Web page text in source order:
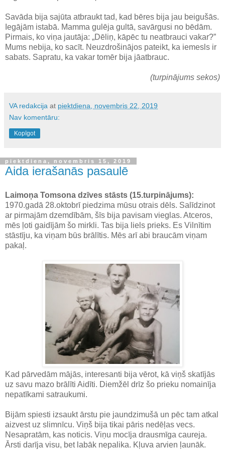
Savāda bija sajūta atbraukt tad, kad bēres bija jau beigušās.
Iegājām istabā. Mamma gulēja gultā, savārgusi no bēdām.
Pirmais, ko viņa jautāja: „Dēliņ, kāpēc tu neatbrauci vakar?”
Mums nebija, ko sacīt. Neuzdrošinājos pateikt, ka iemesls ir
sabats. Sapratu, ka vakar tomēr bija jāatbrauc.
(turpinājums sekos)
VA redakcija at piektdiena, novembris 22, 2019
Nav komentāru:
Kopīgot
piektdiena, novembris 15, 2019
Aida ierašanās pasaulē
Laimoņa Tomsona dzīves stāsts (15.turpinājums):
1970.gadā 28.oktobrī piedzima mūsu otrais dēls. Salīdzinot
ar pirmajām dzemdībām, šīs bija pavisam vieglas. Atceros,
mēs ļoti gaidījām šo mirkli. Tas bija liels prieks. Es Vilnītim
stāstīju, ka viņam būs brālītis. Mēs arī abi braucām viņam
pakaļ.
Kad pārvedām mājās, interesanti bija vērot, kā viņš skatījās
uz savu mazo brālīti Aidīti. Diemžēl drīz šo prieku nomainīja
nepatīkami satraukumi.
Bijām spiesti izsaukt ārstu pie jaundzimušā un pēc tam atkal
aizvest uz slimnīcu. Viņš bija tikai pāris nedēļas vecs.
Nesapratām, kas noticis. Viņu mocīja drausmīga caureja.
Ārsti darīja visu, bet labāk nepalika. Kļuva arvien ļaunāk.